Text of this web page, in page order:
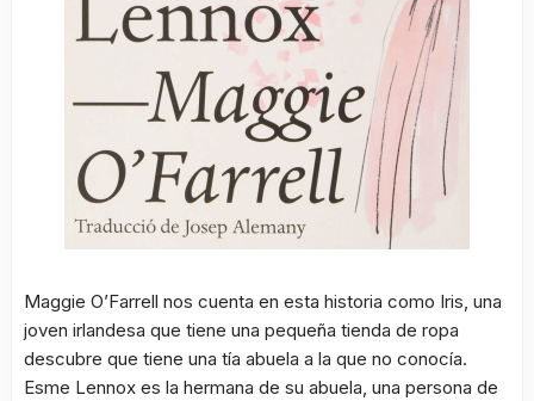
Maggie O’Farrell nos cuenta en esta historia como Iris, una
joven irlandesa que tiene una pequeña tienda de ropa
descubre que tiene una tía abuela a la que no conocía.
Esme Lennox es la hermana de su abuela, una persona de